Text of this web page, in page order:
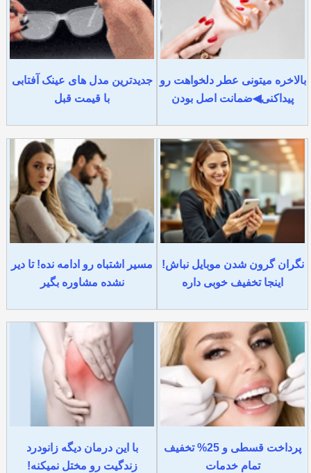
بالاخره میتونی عطر دلخواهت رو
پیداکنی◀ضمانت اصل بودن
جدیدترین مدل های عینک آفتابی
با قیمت قبل
نگران گرون شدن موبایل نباش!
اینجا تخفیف خوبی داره
مسیر اشتباه رو ادامه نده! تا دیر
نشده مشاوره بگیر
پرداخت قسطی و 25% تخفیف
تمام خدمات
با این درمان دیگه زانودرد
زندگیت رو مختل نمیکنه!